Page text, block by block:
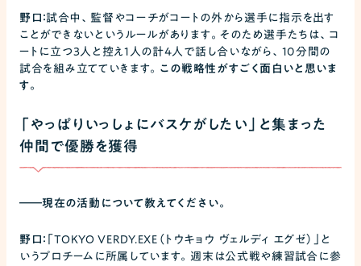
野口：試合中、監督やコーチがコートの外から選手に指示を出す
ことができないというルールがあります。そのため選手たちは、コ
ートに立つ3人と控え1人の計4人で話し合いながら、10分間の
試合を組み立てていきます。 この戦略性がすごく面白いと思いま
す。
「やっぱりいっしょにバスケがしたい」と集まった
仲間で優勝を獲得
――現在の活動について教えてください。
野口： 「TOKYO VERDY.EXE（トウキョウ ヴェルディ エグゼ）」と
いうプロチームに所属しています。週末は公式戦や練習試合に参